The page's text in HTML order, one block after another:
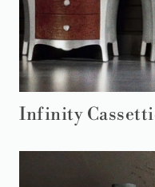
Infinity